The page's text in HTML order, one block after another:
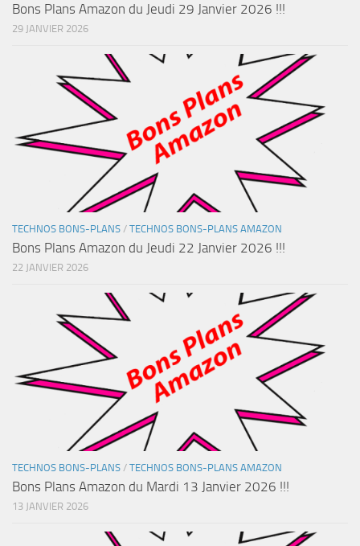
Bons Plans Amazon du Jeudi 29 Janvier 2026 !!!
29 JANVIER 2026
TECHNOS BONS-PLANS / TECHNOS BONS-PLANS AMAZON
Bons Plans Amazon du Jeudi 22 Janvier 2026 !!!
22 JANVIER 2026
TECHNOS BONS-PLANS / TECHNOS BONS-PLANS AMAZON
Bons Plans Amazon du Mardi 13 Janvier 2026 !!!
13 JANVIER 2026